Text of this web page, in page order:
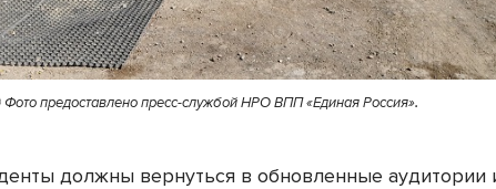
предоставлено пресс-службой НРО ВПП «Единая Россия».
должны вернуться в обновленные аудитории